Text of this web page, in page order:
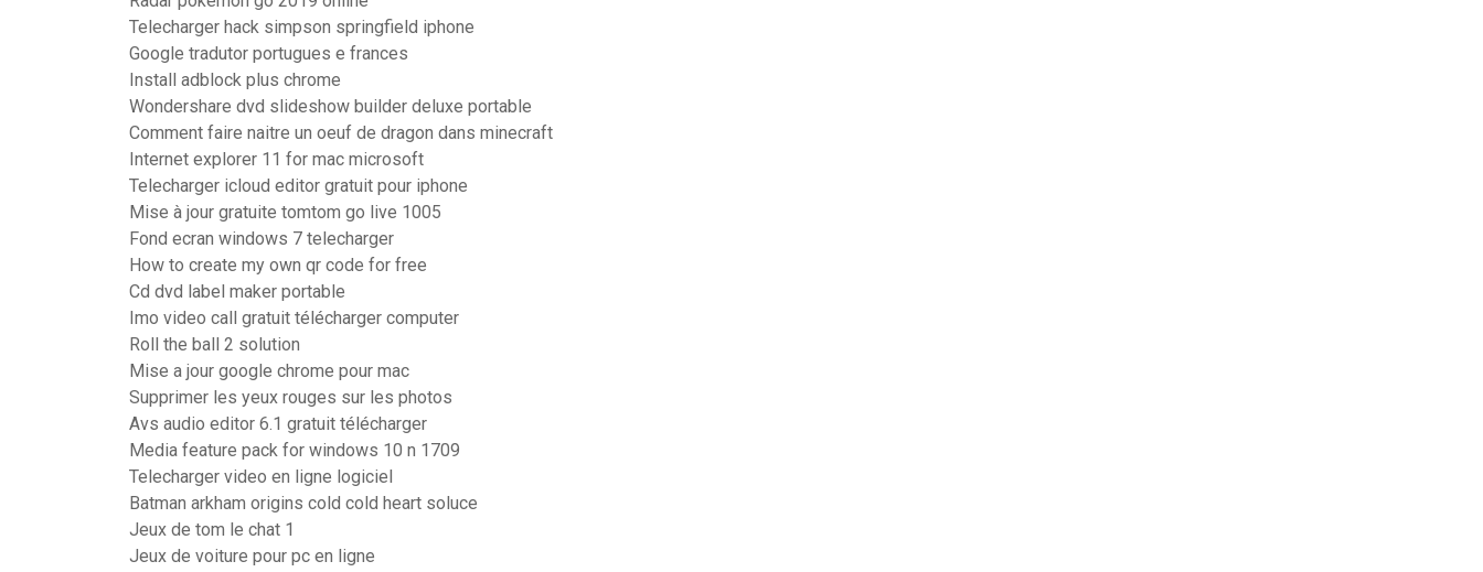
Telecharger hack simpson springfield iphone
Google tradutor portugues e frances
Install adblock plus chrome
Wondershare dvd slideshow builder deluxe portable
Comment faire naitre un oeuf de dragon dans minecraft
Internet explorer 11 for mac microsoft
Telecharger icloud editor gratuit pour iphone
Mise à jour gratuite tomtom go live 1005
Fond ecran windows 7 telecharger
How to create my own qr code for free
Cd dvd label maker portable
Imo video call gratuit télécharger computer
Roll the ball 2 solution
Mise a jour google chrome pour mac
Supprimer les yeux rouges sur les photos
Avs audio editor 6.1 gratuit télécharger
Media feature pack for windows 10 n 1709
Telecharger video en ligne logiciel
Batman arkham origins cold cold heart soluce
Jeux de tom le chat 1
Jeux de voiture pour pc en ligne